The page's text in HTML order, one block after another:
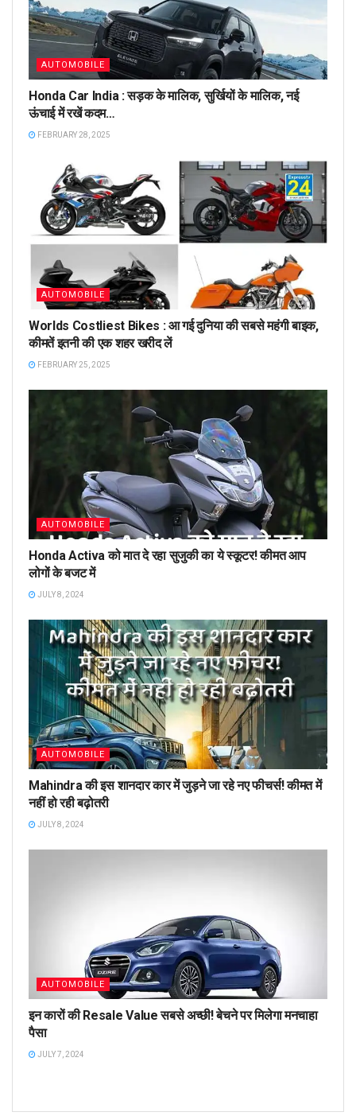
AUTOMOBILE
Honda Car India : सड़क के मालिक, सुर्खियों के मालिक, नई
ऊंचाई में रखें कदम…
FEBRUARY 28, 2025
AUTOMOBILE
Worlds Costliest Bikes : आ गई दुनिया की सबसे महंगी बाइक,
कीमतें इतनी की एक शहर खरीद लें
FEBRUARY 25, 2025
AUTOMOBILE
Honda Activa को मात दे रहा सुजुकी का ये स्कूटर! कीमत आप
लोगों के बजट में
JULY 8, 2024
AUTOMOBILE
Mahindra की इस शानदार कार में जुड़ने जा रहे नए फीचर्स! कीमत में
नहीं हो रही बढ़ोतरी
JULY 8, 2024
AUTOMOBILE
इन कारों की Resale Value सबसे अच्छी! बेचने पर मिलेगा मनचाहा
पैसा
JULY 7, 2024